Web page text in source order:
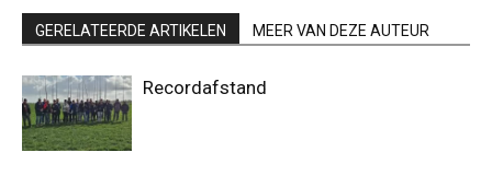
GERELATEERDE ARTIKELEN MEER VAN DEZE AUTEUR
Recordafstand